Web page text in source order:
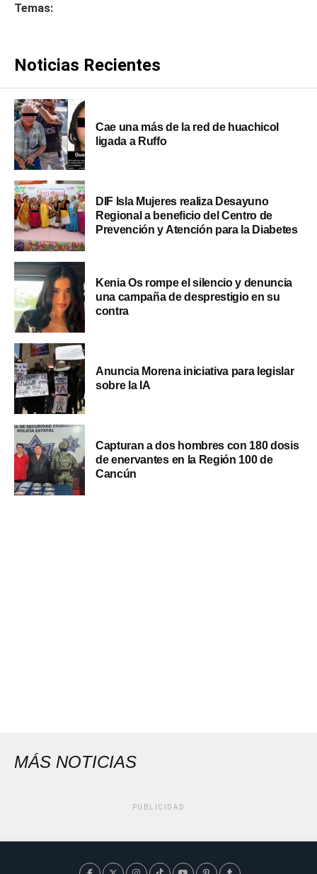
Temas:
Noticias Recientes
Cae una más de la red de huachicol
ligada a Ruffo
DIF Isla Mujeres realiza Desayuno
Regional a beneficio del Centro de
Prevención y Atención para la Diabetes
Kenia Os rompe el silencio y denuncia
una campaña de desprestigio en su
contra
Anuncia Morena iniciativa para legislar
sobre la IA
Capturan a dos hombres con 180 dosis
de enervantes en la Región 100 de
Cancún
MÁS NOTICIAS
PUBLICIDAD